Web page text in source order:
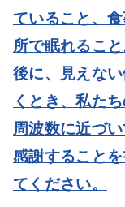
ていること、
所で眠れるこ
後に、見えな
くとき、私た
周波数に近づ
感謝すること
てください。